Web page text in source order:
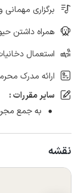
برگزاری
همراه داشتن
استعمال
ارائه مدرک
سایر مقررات :
به جمع
نقشه